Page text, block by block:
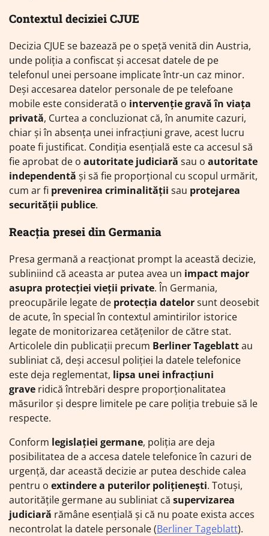
Contextul deciziei CJUE
Decizia CJUE se bazează pe o speță venită din Austria,
unde poliția a confiscat și accesat datele de pe
telefonul unei persoane implicate într-un caz minor.
Deși accesarea datelor personale de pe telefoane
mobile este considerată o intervenție gravă în viața
privată, Curtea a concluzionat că, în anumite cazuri,
chiar și în absența unei infracțiuni grave, acest lucru
poate fi justificat. Condiția esențială este ca accesul să
fie aprobat de o autoritate judiciară sau o autoritate
independentă și să fie proporțional cu scopul urmărit,
cum ar fi prevenirea criminalității sau protejarea
securității publice.
Reacția presei din Germania
Presa germană a reacționat prompt la această decizie,
subliniind că aceasta ar putea avea un impact major
asupra protecției vieții private. În Germania,
preocupările legate de protecția datelorsunt deosebit
de acute, în special în contextul amintirilor istorice
legate de monitorizarea cetățenilor de către stat.
Articolele din publicații precum Berliner Tageblattau
subliniat că, deși accesul poliției la datele telefonice
este deja reglementat, lipsa unei infracțiuni
grave ridică întrebări despre proporționalitatea
măsurilor și despre limitele pe care poliția trebuie să le
respecte.
Conform legislației germane, poliția are deja
posibilitatea de a accesa datele telefonice în cazuri de
urgență, dar această decizie ar putea deschide calea
pentru o extindere a puterilor polițienești. Totuși,
autoritățile germane au subliniat că supervizarea
judiciară rămâne esențială și că nu poate exista acces
necontrolat la datele personale​ (Berliner Tageblatt).